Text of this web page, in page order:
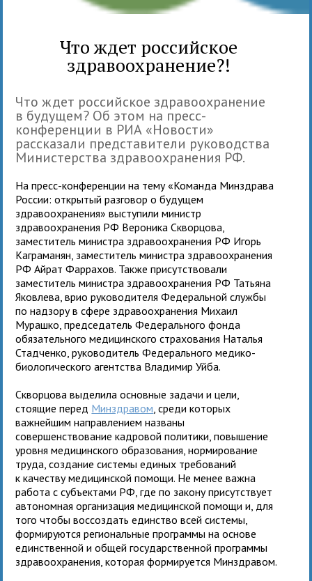
Что ждет российское
здравоохранение?!
Что ждет российское здравоохранение
в будущем? Об этом на пресс-
конференции в РИА «Новости»
рассказали представители руководства
Министерства здравоохранения РФ.
На пресс-конференции на тему «Команда Минздрава
России: открытый разговор о будущем
здравоохранения» выступили министр
здравоохранения РФ Вероника Скворцова,
заместитель министра здравоохранения РФ Игорь
Каграманян, заместитель министра здравоохранения
РФ Айрат Фаррахов. Также присутствовали
заместитель министра здравоохранения РФ Татьяна
Яковлева, врио руководителя Федеральной службы
по надзору в сфере здравоохранения Михаил
Мурашко, председатель Федерального фонда
обязательного медицинского страхования Наталья
Стадченко, руководитель Федерального медико-
биологического агентства Владимир Уйба.
Скворцова выделила основные задачи и цели,
стоящие перед Минздравом , среди которых
важнейшим направлением названы
совершенствование кадровой политики, повышение
уровня медицинского образования, нормирование
труда, создание системы единых требований
к качеству медицинской помощи. Не менее важна
работа с субъектами РФ, где по закону присутствует
автономная организация медицинской помощи и, для
того чтобы воссоздать единство всей системы,
формируются региональные программы на основе
единственной и общей государственной программы
здравоохранения, которая формируется Минздравом.